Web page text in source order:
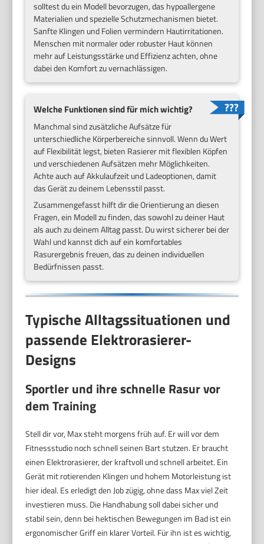
solltest du ein Modell bevorzugen, das hypoallergene
Materialien und spezielle Schutzmechanismen bietet.
Sanfte Klingen und Folien vermindern Hautirritationen.
Menschen mit normaler oder robuster Haut können
mehr auf Leistungsstärke und Effizienz achten, ohne
dabei den Komfort zu vernachlässigen.
Welche Funktionen sind für mich wichtig?
Manchmal sind zusätzliche Aufsätze für
unterschiedliche Körperbereiche sinnvoll. Wenn du Wert
auf Flexibilität legst, bieten Rasierer mit flexiblen Köpfen
und verschiedenen Aufsätzen mehr Möglichkeiten.
Achte auch auf Akkulaufzeit und Ladeoptionen, damit
das Gerät zu deinem Lebensstil passt.
Zusammengefasst hilft dir die Orientierung an diesen
Fragen, ein Modell zu finden, das sowohl zu deiner Haut
als auch zu deinem Alltag passt. Du wirst sicherer bei der
Wahl und kannst dich auf ein komfortables
Rasurergebnis freuen, das zu deinen individuellen
Bedürfnissen passt.
Typische Alltagssituationen und
passende Elektrorasierer-
Designs
Sportler und ihre schnelle Rasur vor
dem Training
Stell dir vor, Max steht morgens früh auf. Er will vor dem
Fitnessstudio noch schnell seinen Bart stutzen. Er braucht
einen Elektrorasierer, der kraftvoll und schnell arbeitet. Ein
Gerät mit rotierenden Klingen und hohem Motorleistung ist
hier ideal. Es erledigt den Job zügig, ohne dass Max viel Zeit
investieren muss. Die Handhabung soll dabei sicher und
stabil sein, denn bei hektischen Bewegungen im Bad ist ein
ergonomischer Griff ein klarer Vorteil. Für ihn ist es wichtig,